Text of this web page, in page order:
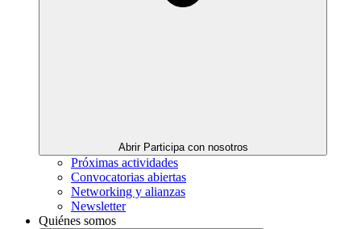
Abrir Participa con nosotros
Próximas actividades
Convocatorias abiertas
Networking y alianzas
Newsletter
Quiénes somos